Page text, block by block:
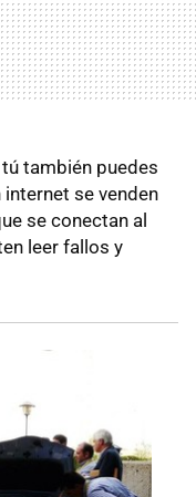
también puedes
se venden
se conectan al
leer fallos y